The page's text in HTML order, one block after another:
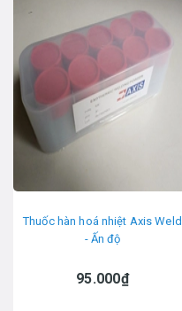
Thuốc hàn hoá nhiệt Axis Weld
- Ấn độ
95.000₫